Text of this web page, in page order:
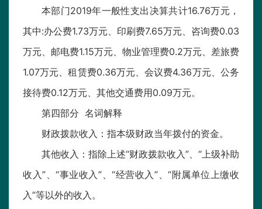
本部门2019年一般性支出决算共计16.76万元，
其中:办公费1.73万元、印刷费7.65万元、咨询费0.03
万元、邮电费1.15万元、物业管理费0.2万元、差旅费
1.07万元、租赁费0.36万元、会议费4.36万元、公务
接待费0.12万元、其他交通费用0.09万元。
第四部分 名词解释
财政拨款收入：指本级财政当年拨付的资金。
其他收入：指除上述“财政拨款收入”、“上级补助
收入”、“事业收入”、“经营收入”、“附属单位上缴收
入”等以外的收入。